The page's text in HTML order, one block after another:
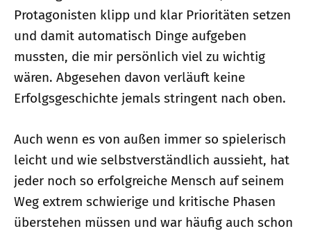
Protagonisten klipp und klar Prioritäten setzen
und damit automatisch Dinge aufgeben
mussten, die mir persönlich viel zu wichtig
wären. Abgesehen davon verläuft keine
Erfolgsgeschichte jemals stringent nach oben.
Auch wenn es von außen immer so spielerisch
leicht und wie selbstverständlich aussieht, hat
jeder noch so erfolgreiche Mensch auf seinem
Weg extrem schwierige und kritische Phasen
überstehen müssen und war häufig auch schon